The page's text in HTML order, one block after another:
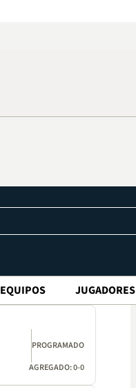
EQUIPOS JUGADORES
PROGRAMADO
AGREGADO: 0-0